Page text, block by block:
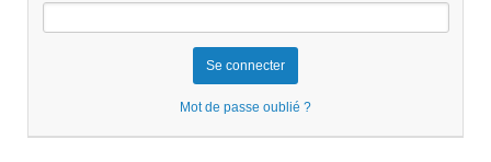
Mot de passe oublié ?